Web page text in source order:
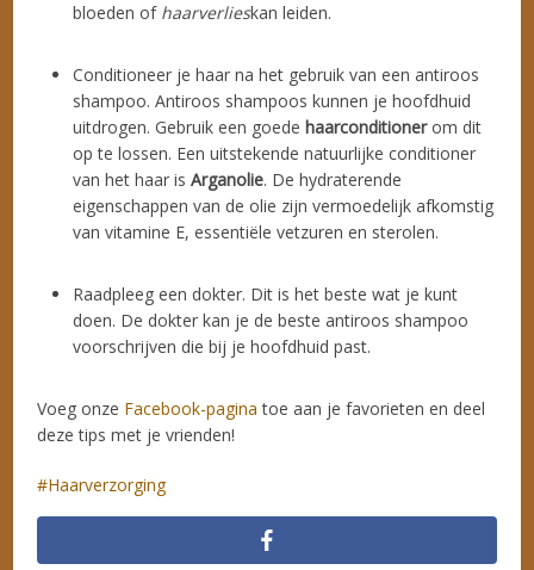
bloeden of haarverlieskan leiden.
Conditioneer je haar na het gebruik van een antiroos
shampoo. Antiroos shampoos kunnen je hoofdhuid
uitdrogen. Gebruik een goede haarconditionerom dit
op te lossen. Een uitstekende natuurlijke conditioner
van het haar isArganolie. De hydraterende
eigenschappen van de olie zijn vermoedelijk afkomstig
van vitamine E, essentiële vetzuren en sterolen.
Raadpleeg een dokter. Dit is het beste wat je kunt
doen. De dokter kan je de beste antiroos shampoo
voorschrijven die bij je hoofdhuid past.
Voeg onze Facebook-pagina toe aan je favorieten en deel
deze tips met je vrienden!
Haarverzorging